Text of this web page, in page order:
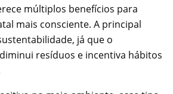
múltiplos benefícios para
mais consciente. A principal
já que o
resíduos e incentiva hábitos